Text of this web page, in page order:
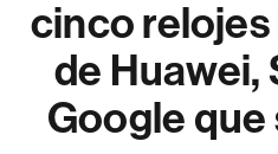
cinco
de Huawei,
Google